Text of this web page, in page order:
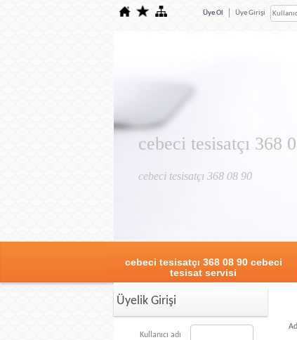
Üye Ol Üye Girişi
cebeci tesisatçı 368
cebeci tesisatçı 368 08 90
cebeci tesisatçı 368 08 90 cebeci
tesisat servisi
Üyelik Girişi
Kullanıcı adı